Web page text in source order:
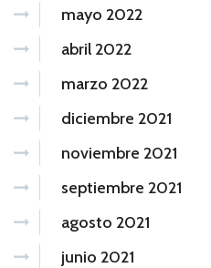
mayo 2022
abril 2022
marzo 2022
diciembre 2021
noviembre 2021
septiembre 2021
agosto 2021
junio 2021